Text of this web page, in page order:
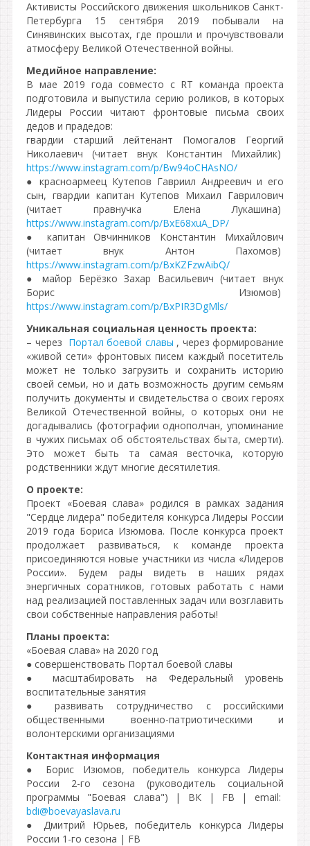
Активисты Российского движения школьников Санкт-
Петербурга 15 сентября 2019 побывали на
Синявинских высотах, где прошли и прочувствовали
атмосферу Великой Отечественной войны.
Медийное направление:
В мае 2019 года совместо с RT команда проекта
подготовила и выпустила серию роликов, в которых
Лидеры России читают фронтовые письма своих
дедов и прадедов:
гвардии старший лейтенант Помогалов Георгий
Николаевич (читает внук Константин Михайлик)
https://www.instagram.com/p/Bw94oCHAsNO/
● красноармеец Кутепов Гавриил Андреевич и его
сын, гвардии капитан Кутепов Михаил Гаврилович
(читает правнучка Елена Лукашина)
https://www.instagram.com/p/BxE68xuA_DP/
● капитан Овчинников Константин Михайлович
(читает внук Антон Пахомов)
https://www.instagram.com/p/BxKZFzwAibQ/
● майор Берёзко Захар Васильевич (читает внук
Борис Изюмов)
https://www.instagram.com/p/BxPIR3DgMls/
Уникальная социальная ценность проекта:
– через Портал боевой славы , через формирование
«живой сети» фронтовых писем каждый посетитель
может не только загрузить и сохранить историю
своей семьи, но и дать возможность другим семьям
получить документы и свидетельства о своих героях
Великой Отечественной войны, о которых они не
догадывались (фотографии однополчан, упоминание
в чужих письмах об обстоятельствах быта, смерти).
Это может быть та самая весточка, которую
родственники ждут многие десятилетия.
О проекте:
Проект «Боевая слава» родился в рамках задания
"Сердце лидера" победителя конкурса Лидеры России
2019 года Бориса Изюмова. После конкурса проект
продолжает развиваться, к команде проекта
присоединяются новые участники из числа «Лидеров
России». Будем рады видеть в наших рядах
энергичных соратников, готовых работать с нами
над реализацией поставленных задач или возглавить
свои собственные направления работы!
Планы проекта:
«Боевая слава» на 2020 год
● совершенствовать Портал боевой славы
● масштабировать на Федеральный уровень
воспитательные занятия
● развивать сотрудничество с российскими
общественными военно-патриотическими и
волонтерскими организациями
Контактная информация
● Борис Изюмов, победитель конкурса Лидеры
России 2-го сезона (руководитель социальной
программы "Боевая слава") | ВК | FB | email:
bdi@boevayaslava.ru
● Дмитрий Юрьев, победитель конкурса Лидеры
России 1-го сезона | FB